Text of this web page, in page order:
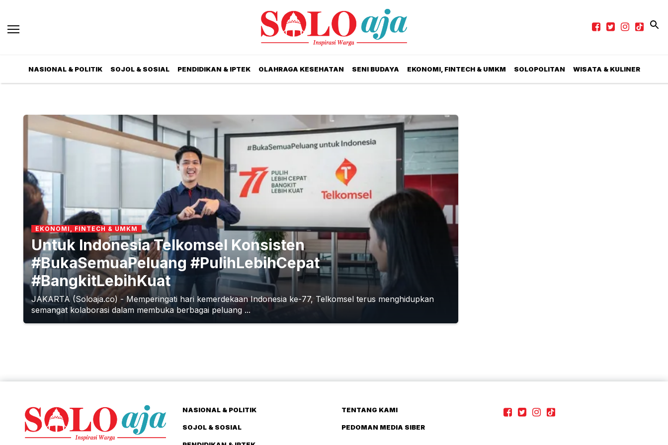
NASIONAL & POLITIK SOJOL & SOSIAL PENDIDIKAN & IPTEK OLAHRAGA KESEHATAN SENI BUDAYA EKONOMI, FINTECH & UMKM SOLOPOLITAN WISATA & KULINER
EKONOMI, FINTECH & UMKM
Untuk Indonesia Telkomsel Konsisten
#BukaSemuaPeluang #PulihLebihCepat
#BangkitLebihKuat
JAKARTA (Soloaja.co) - Memperingati hari kemerdekaan Indonesia ke-77, Telkomsel terus menghidupkan
semangat kolaborasi dalam membuka berbagai peluang ...
NASIONAL & POLITIK
SOJOL & SOSIAL
TENTANG KAMI
PEDOMAN MEDIA SIBER